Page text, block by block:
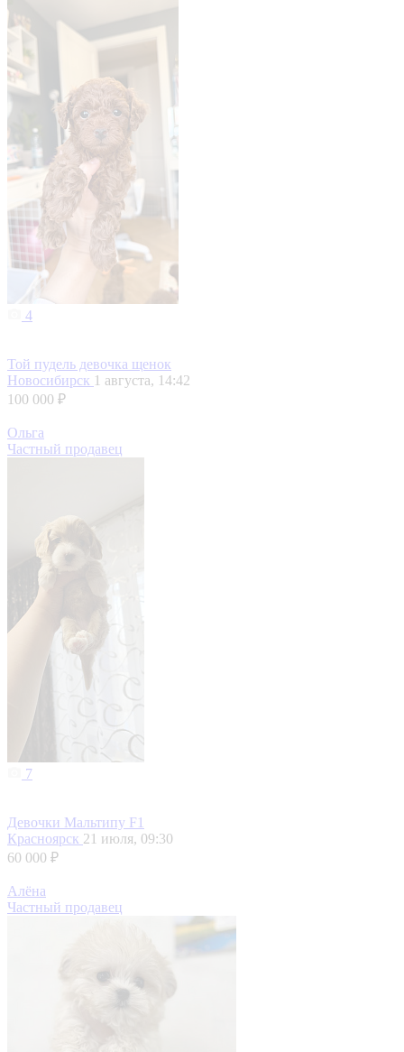
4
Той пудель девочка щенок
Новосибирск 1 августа, 14:42
100 000 ₽
Ольга
Частный продавец
7
Девочки Мальтипу F1
Красноярск 21 июля, 09:30
60 000 ₽
Алёна
Частный продавец